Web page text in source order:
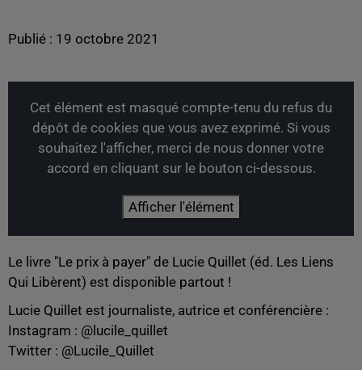
Publié : 19 octobre 2021
Cet élément est masqué compte-tenu du refus du
dépôt de cookies que vous avez exprimé. Si vous
souhaitez l'afficher, merci de nous donner votre
accord en cliquant sur le bouton ci-dessous.
Afficher l'élément
Le livre "Le prix à payer" de Lucie Quillet (éd. Les Liens
Qui Libèrent) est disponible partout !
Lucie Quillet est journaliste, autrice et conférencière :
Instagram : @lucile_quillet
Twitter : @Lucile_Quillet